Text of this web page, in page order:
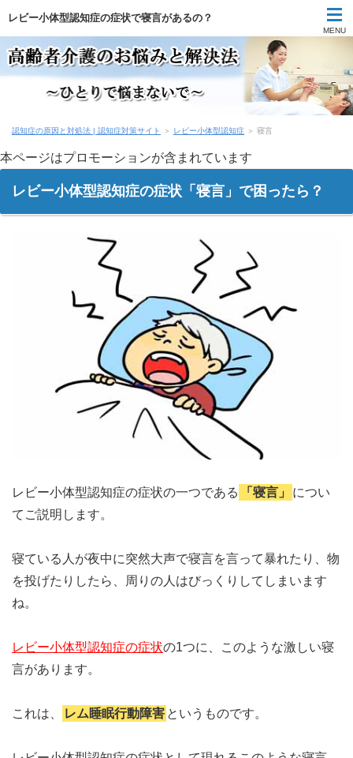
レビー小体型認知症の症状で寝言があるの？
MENU
認知症の原因と対処法 | 認知症対策サイト ＞ レビー小体型認知症 ＞ 寝言
本ページはプロモーションが含まれています
レビー小体型認知症の症状「寝言」で困ったら？
レビー小体型認知症の症状の一つである 「寝言」
につい
てご説明します。
寝ている人が夜中に突然大声で寝言を言って暴れたり、物
を投げたりしたら、周りの人はびっくりしてしまいます
ね。
レビー小体型認知症の症状の1つに、このような激しい寝
言があります。
これは、 レム睡眠行動障害 というものです。